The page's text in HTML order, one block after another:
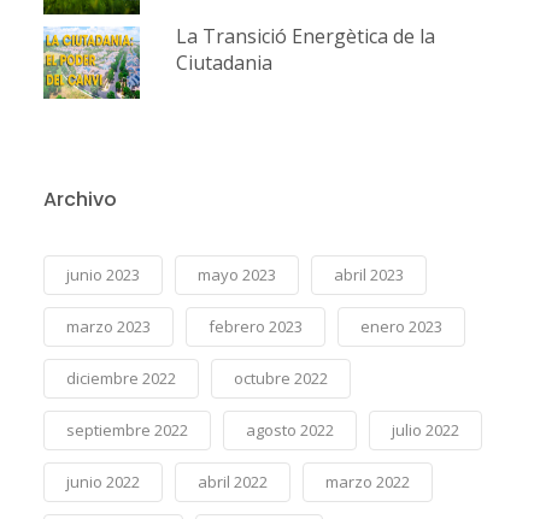
La Transició Energètica de la
Ciutadania
Archivo
junio 2023 mayo 2023 abril 2023
marzo 2023 febrero 2023 enero 2023
diciembre 2022 octubre 2022
septiembre 2022 agosto 2022 julio 2022
junio 2022 abril 2022 marzo 2022